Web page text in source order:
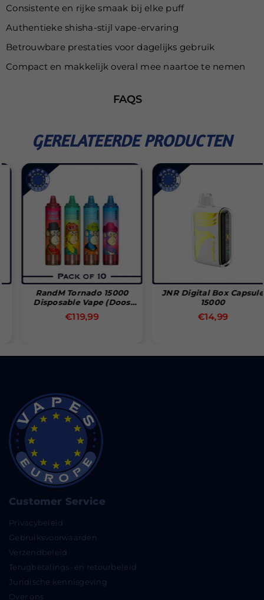
Consistente en rijke smaak bij elke puff
Authentieke shisha-stijl vape-ervaring
Betrouwbare prestaties voor dagelijks gebruik
Compact en makkelijk overal mee naartoe te nemen
FAQS
GERELATEERDE PRODUCTEN
RandM Tornado 15000
Disposable Vape (Doos
Van 10)
Normale
€119,99
JNR Digital Box Capsule
15000
Normale
€14,99
Customer Service
Privacybeleid
Gebruiksvoorwaarden
Verzendbeleid
Terugbetalings- en retourbeleid
Juridische kennisgeving
Over ons